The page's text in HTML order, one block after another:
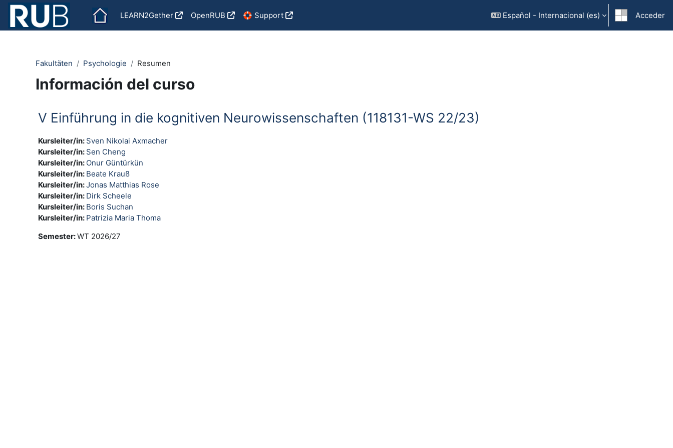
Salta al contenido principal
LEARN2Gether
OpenRUB 🛟 Support Español - Internacional ‎(es)‎ Acceder
Fakultäten Psychologie Resumen
Información del curso
V Einführung in die kognitiven Neurowissenschaften (118131-WS 22/23)
Kursleiter/in: Sven Nikolai Axmacher
Kursleiter/in: Sen Cheng
Kursleiter/in: Onur Güntürkün
Kursleiter/in: Beate Krauß
Kursleiter/in:Jonas Matthias Rose
Kursleiter/in: Dirk Scheele
Kursleiter/in: Boris Suchan
Kursleiter/in: Patrizia Maria Thoma
Semester:WT 2026/27